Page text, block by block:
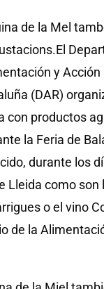
de la Mel
El
y Acción
(DAR)
con productos
la Feria de
durante los
como son
o el vino
de la